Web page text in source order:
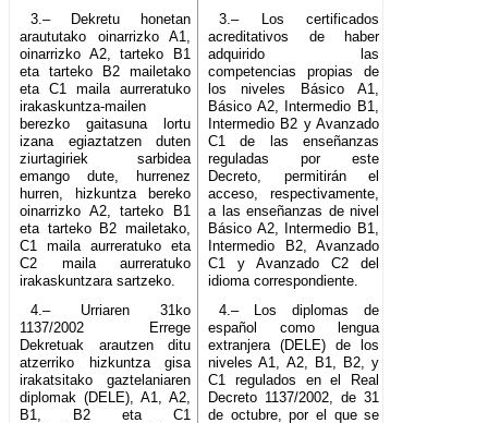
3.– Dekretu honetan
araututako oinarrizko A1,
oinarrizko A2, tarteko B1
eta tarteko B2 mailetako
eta C1 maila aurreratuko
irakaskuntza-mailen
berezko gaitasuna lortu
izana egiaztatzen duten
ziurtagiriek sarbidea
emango dute, hurrenez
hurren, hizkuntza bereko
oinarrizko A2, tarteko B1
eta tarteko B2 mailetako,
C1 maila aurreratuko eta
C2 maila aurreratuko
irakaskuntzara sartzeko.
3.– Los certificados
acreditativos de haber
adquirido las
competencias propias de
los niveles Básico A1,
Básico A2, Intermedio B1,
Intermedio B2 y Avanzado
C1 de las enseñanzas
reguladas por este
Decreto, permitirán el
acceso, respectivamente,
a las enseñanzas de nivel
Básico A2, Intermedio B1,
Intermedio B2, Avanzado
C1 y Avanzado C2 del
idioma correspondiente.
4.– Urriaren 31ko
1137/2002 Errege
Dekretuak arautzen ditu
atzerriko hizkuntza gisa
irakatsitako gaztelaniaren
diplomak (DELE), A1, A2,
B1, B2 eta C1
4.– Los diplomas de
español como lengua
extranjera (DELE) de los
niveles A1, A2, B1, B2, y
C1 regulados en el Real
Decreto 1137/2002, de 31
de octubre, por el que se